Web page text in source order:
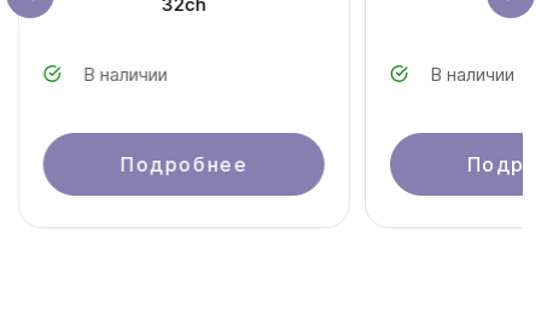
В наличии
Подробнее
В наличии